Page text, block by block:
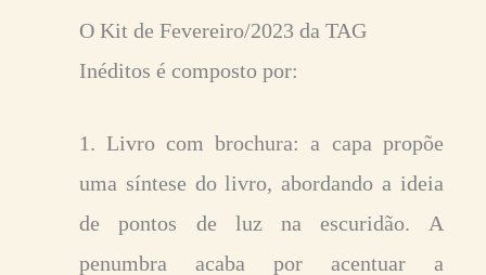
O Kit de Fevereiro/2023 da TAG
Inéditos é composto por:
1. Livro com brochura: a capa propõe
uma síntese do livro, abordando a ideia
de pontos de luz na escuridão. A
penumbra acaba por acentuar a